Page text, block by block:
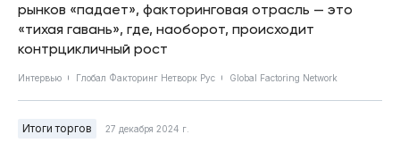
рынков «падает», факторинговая отрасль — это
«тихая гавань», где, наоборот, происходит
контрцикличный рост
Интервью Глобал Факторинг Нетворк Рус Global Factoring Network
Итоги торгов 27 декабря 2024 г.